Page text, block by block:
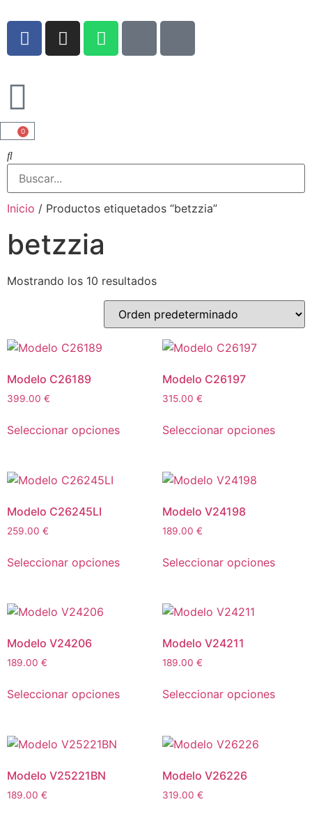
0
Inicio / Productos etiquetados “betzzia”
betzzia
Mostrando los 10 resultados
Modelo C26189
399.00 €
Seleccionar opciones
Modelo C26197
315.00 €
Seleccionar opciones
Modelo C26245LI
259.00 €
Seleccionar opciones
Modelo V24198
189.00 €
Seleccionar opciones
Modelo V24206
189.00 €
Seleccionar opciones
Modelo V24211
189.00 €
Seleccionar opciones
Modelo V25221BN
189.00 €
Modelo V26226
319.00 €